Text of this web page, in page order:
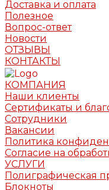
Доставка и оплата
Полезное
Вопрос-ответ
Новости
ОТЗЫВЫ
КОНТАКТЫ
КОМПАНИЯ
Наши клиенты
Сертификаты и
Сотрудники
Вакансии
Политика
Согласие на
УСЛУГИ
Полиграфическая
Блокноты